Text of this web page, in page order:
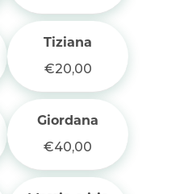
Tiziana
€20,00
Giordana
€40,00